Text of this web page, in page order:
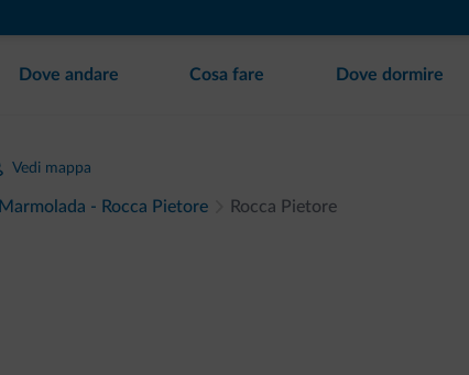
Dove andare Cosa fare Dove dormire
Vedi mappa
Marmolada - Rocca Pietore Rocca Pietore